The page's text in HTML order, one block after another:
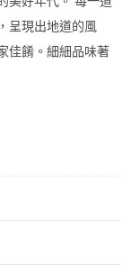
呈現出地道的風
佳餚。細細品味著